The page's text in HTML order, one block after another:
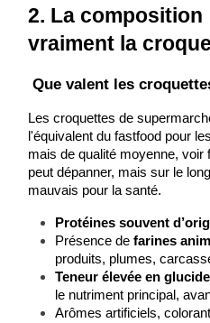
2. La
vraiment la
​Que valent les
Les croquettes de
l'équivalent du fastfood pour
mais de qualité moyenne,
peut dépanner, mais sur le
mauvais pour la santé.
Protéines souvent
Présence de farines
produits, plumes,
Teneur élevée en
le nutriment principal,
Arômes artificiels,